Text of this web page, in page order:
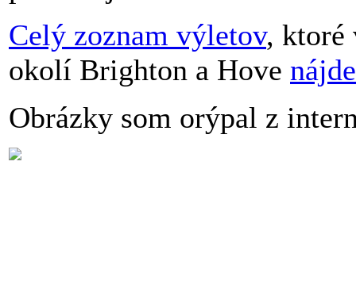
Celý zoznam výletov, ktoré
okolí Brighton a Hove
Obrázky som orýpal z